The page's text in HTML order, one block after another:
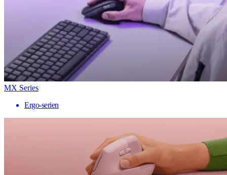
MX Series
Ergo-serien